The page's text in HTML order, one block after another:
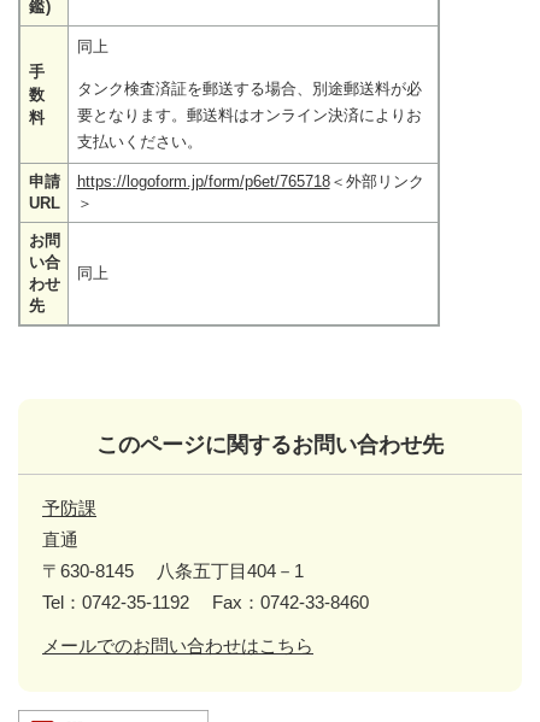
鑑)
手
数
料
同上
タンク検査済証を郵送する場合、別途郵送料が必
要となります。郵送料はオンライン決済によりお
支払いください。
申請
URL
https://logoform.jp/form/p6et/765718＜外部リンク
＞
お問
い合
わせ
先
同上
このページに関するお問い合わせ先
予防課
直通
〒630-8145
八条五丁目404－1
Tel：0742-35-1192
Fax：0742-33-8460
メールでのお問い合わせはこちら